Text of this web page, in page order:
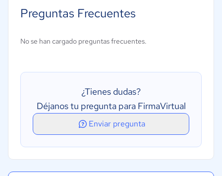
Registro de auditoría
Gestión de correo electrónico
Gestión de documentos
Información segura y cifrada (SSL/TLS).
Preguntas Frecuentes
No se han cargado preguntas frecuentes.
¿Tienes dudas?
Déjanos tu pregunta para FirmaVirtual
Enviar pregunta